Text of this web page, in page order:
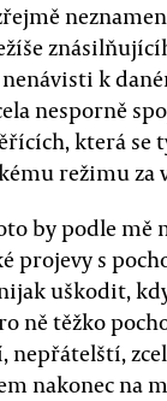
k
nesporně
která se
režimu za
by podle mě
projevy s
uškodit,
ně těžko
nepřátelští,
nakonec na